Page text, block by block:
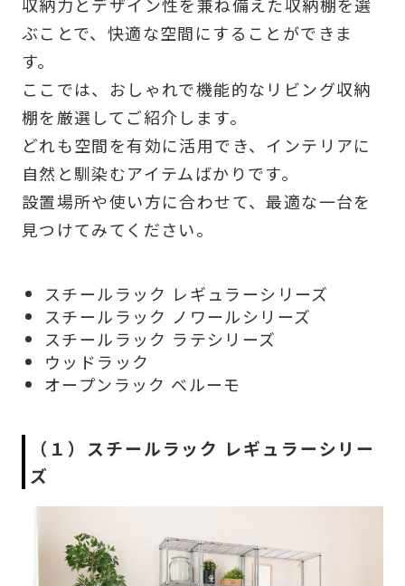
収納力とデザイン性を兼ね備えた収納棚を選
ぶことで、快適な空間にすることができま
す。
ここでは、おしゃれで機能的なリビング収納
棚を厳選してご紹介します。
どれも空間を有効に活用でき、インテリアに
自然と馴染むアイテムばかりです。
設置場所や使い方に合わせて、最適な一台を
見つけてみてください。
スチールラック レギュラーシリーズ
スチールラック ノワールシリーズ
スチールラック ラテシリーズ
ウッドラック
オープンラック ベルーモ
（１）スチールラック レギュラーシリー
ズ